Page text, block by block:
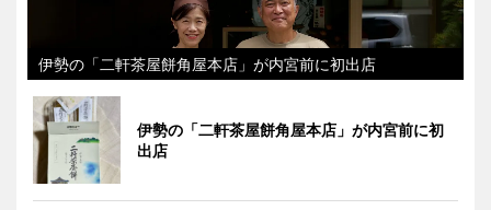
伊勢の「二軒茶屋餅角屋本店」が内宮前に初出店
伊勢の「二軒茶屋餅角屋本店」が内宮前に初
出店